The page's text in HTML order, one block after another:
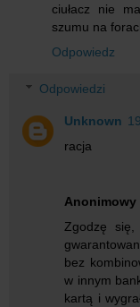
ciułacz nie
szumu na
Odpowiedz
Odpowiedzi
Unknown
racja
Anonimowy
Zgodzę
bez
w innym
kartą i